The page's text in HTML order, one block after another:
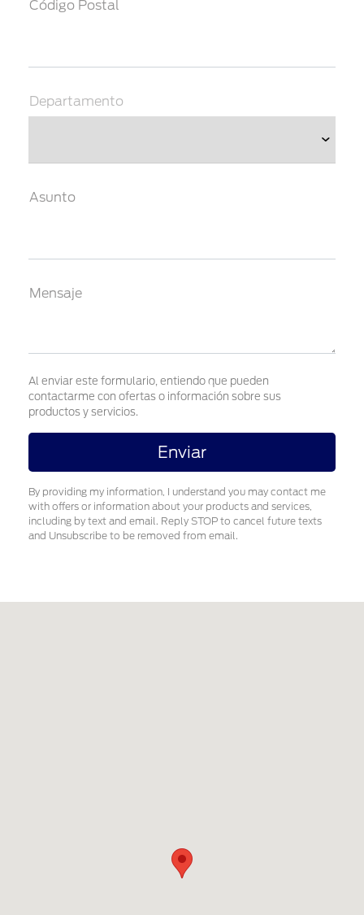
Código Postal
Departamento
Asunto
Mensaje
Al enviar este formulario, entiendo que pueden
contactarme con ofertas o información sobre sus
productos y servicios.
By providing my information, I understand you may contact me
with offers or information about your products and services,
including by text and email. Reply STOP to cancel future texts
and Unsubscribe to be removed from email.